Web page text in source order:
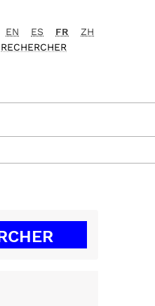
EN ES FR
ZH
RECHERCHER